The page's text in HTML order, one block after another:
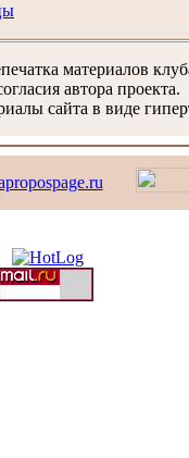
материалов
автора проекта.
сайта в виде